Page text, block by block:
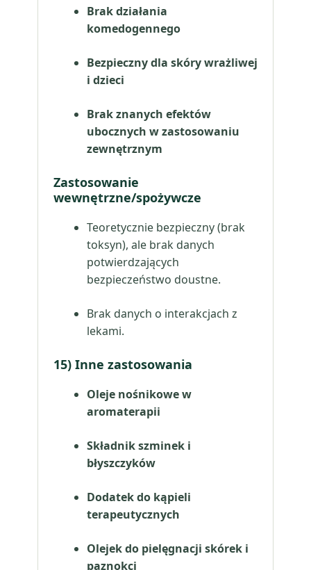
Brak działania
komedogennego
Bezpieczny dla skóry wrażliwej
i dzieci
Brak znanych efektów
ubocznych w zastosowaniu
zewnętrznym
Zastosowanie
wewnętrzne/spożywcze
Teoretycznie bezpieczny (brak
toksyn), ale brak danych
potwierdzających
bezpieczeństwo doustne.
Brak danych o interakcjach z
lekami.
15) Inne zastosowania
Oleje nośnikowe w
aromaterapii
Składnik szminek i
błyszczyków
Dodatek do kąpieli
terapeutycznych
Olejek do pielęgnacji skórek i
paznokci